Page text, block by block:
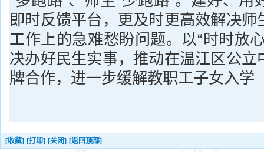
即时反馈平台，更及时更高效解决师
工作上的急难愁盼问题。以“时时放
决办好民生实事，推动在温江区公立
牌合作，进一步缓解教职工子女入学
[收藏] [打印] [关闭] [返回顶部]